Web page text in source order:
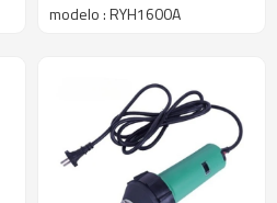
modelo : RYH1600A